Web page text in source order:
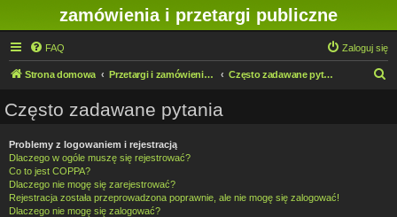
zamówienia i przetargi publiczne
FAQ Zaloguj się
Strona domowa Przetargi i zamówienia publiczne w IMN O/Legnica Często zadawane pytania
Często zadawane pytania
Problemy z logowaniem i rejestracją
Dlaczego w ogóle muszę się rejestrować?
Co to jest COPPA?
Dlaczego nie mogę się zarejestrować?
Rejestracja została przeprowadzona poprawnie, ale nie mogę się zalogować!
Dlaczego nie mogę się zalogować?